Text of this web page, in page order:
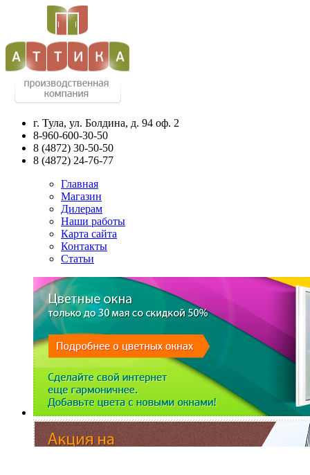
г. Тула, ул. Болдина, д. 94 оф. 2
8-960-600-30-50
8 (4872) 30-50-50
8 (4872) 24-76-77
Главная
Магазин
Дилерам
Наши работы
Карта сайта
Контакты
Статьи